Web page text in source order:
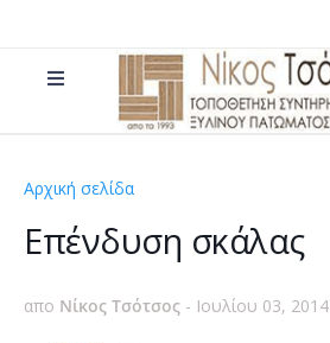
Αρχική σελίδα
Επένδυση σκάλας
απο Νίκος Τσότσος - Ιουλίου 03, 2014